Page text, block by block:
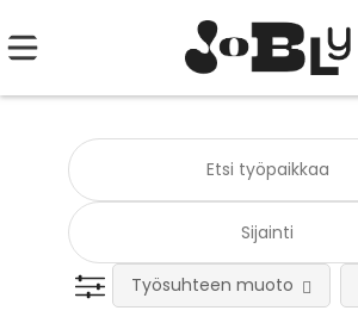
Työsuhteen muoto